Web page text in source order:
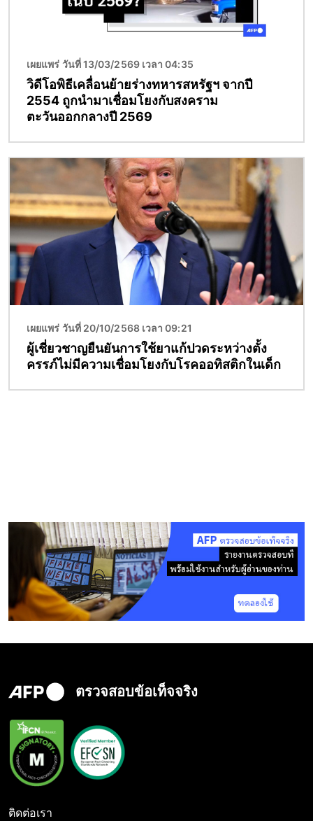
เผยแพร่ วันที่ 13/03/2569 เวลา 04:35
วิดีโอพิธีเคลื่อนย้ายร่างทหารสหรัฐฯ จากปี
2554 ถูกนำมาเชื่อมโยงกับสงคราม
ตะวันออกกลางปี 2569
Image
เผยแพร่ วันที่ 20/10/2568 เวลา 09:21
ผู้เชี่ยวชาญยืนยันการใช้ยาแก้ปวดระหว่างตั้ง
ครรภ์ไม่มีความเชื่อมโยงกับโรคออทิสติกในเด็ก
ตรวจสอบข้อเท็จจริง
ติดต่อเรา